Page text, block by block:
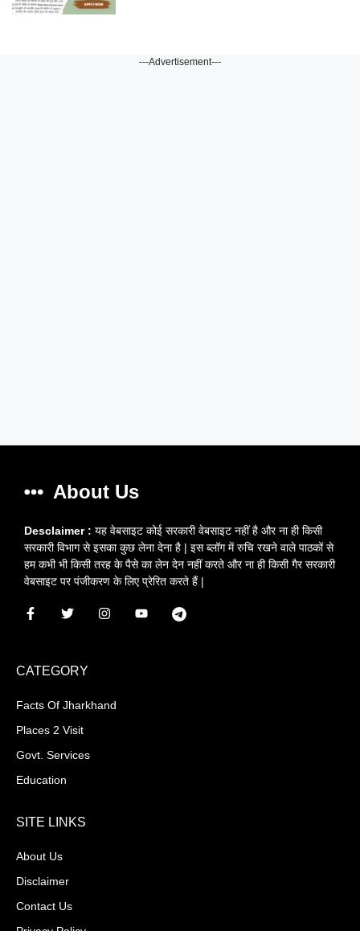
---Advertisement---
About Us
Desclaimer : यह वेबसाइट कोई सरकारी वेबसाइट नहीं है और ना ही किसी
सरकारी विभाग से इसका कुछ लेना देना है | इस ब्लॉग में रुचि रखने वाले पाठकों से
हम कभी भी किसी तरह के पैसे का लेन देन नहीं करते और ना ही किसी गैर सरकारी
वेबसाइट पर पंजीकरण के लिए प्रेरित करते हैं |
CATEGORY
Facts Of Jharkhand
Places 2 Visit
Govt. Services
Education
SITE LINKS
About Us
Disclaimer
Contact Us